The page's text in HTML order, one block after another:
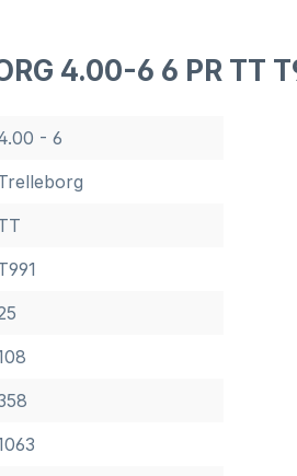
4.00-6 6 PR TT
- 6